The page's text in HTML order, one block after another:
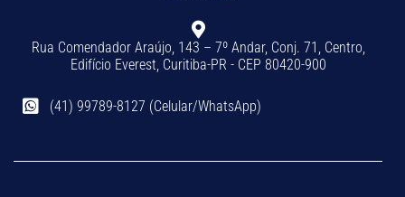
Rua Comendador Araújo, 143 – 7º Andar, Conj. 71, Centro,
Edifício Everest, Curitiba-PR - CEP 80420-900
(41) 99789-8127 (Celular/WhatsApp)